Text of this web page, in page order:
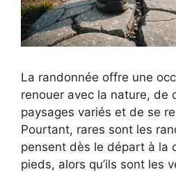
La randonnée offre une
renouer avec la nature, de
paysages variés et de se
Pourtant, rares sont les
pensent dès le départ à la
pieds, alors qu’ils sont les